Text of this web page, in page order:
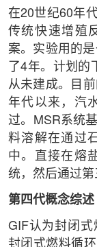
在20世纪60年
传统快速增殖
案。实验用的
了4年。计划
从未建成。目
年代以来，汽
过。MSR系统
料溶解在通过
中。直接在熔
统，然后通过第
第四代概念综述
GIF认为封闭式
封闭式燃料循